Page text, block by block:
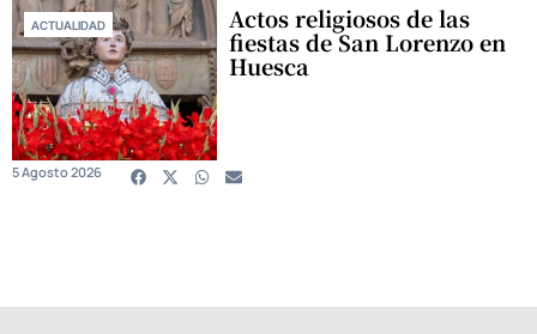
ACTUALIDAD Actos religiosos de las
fiestas de San Lorenzo en
Huesca
5 Agosto 2026